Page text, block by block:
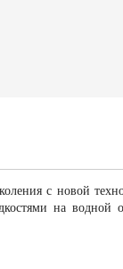
с новой
на